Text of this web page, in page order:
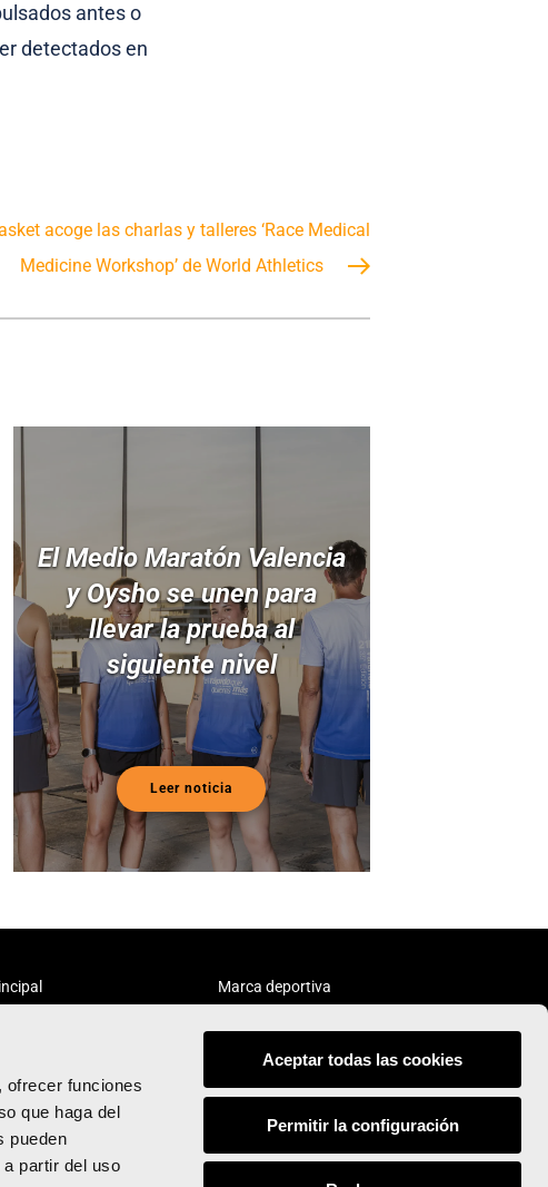
ofrecer funciones
que haga del
pueden
partir del uso
Aceptar todas las cookies
Permitir la configuración
antes o
detectados en
acoge las charlas y talleres ‘Race Medical
Medicine Workshop’ de World Athletics
El Medio Maratón Valencia
y Oysho se unen para
llevar la prueba al
siguiente nivel
Leer noticia
Marca deportiva